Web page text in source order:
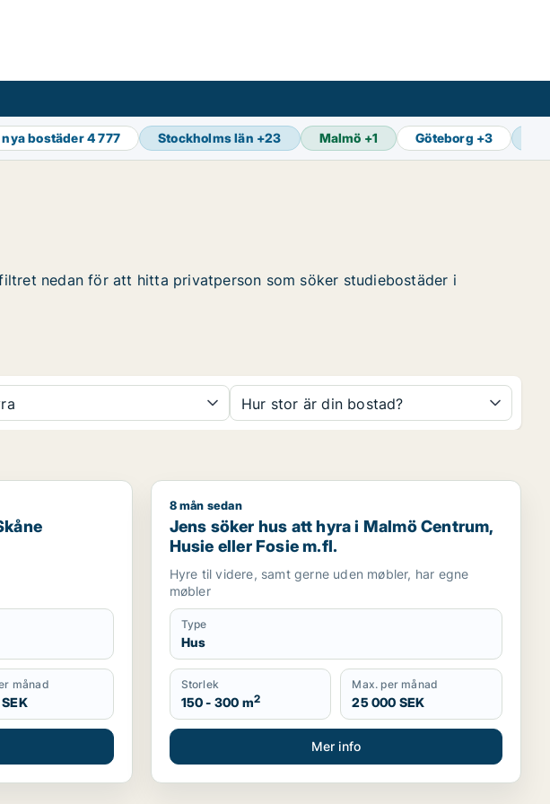
bostäder4 777 Stockholms län +23 Malmö +1 Göteborg +3
nedan för att hitta privatperson som söker studiebostäder i
Hur stor är din bostad?
månad
Jens söker hus att hyra i Malmö Centrum, Husie eller
8 mån sedan
Jens söker hus att hyra i Malmö Centrum,
Husie eller Fosie m.fl.
Hyre til videre, samt gerne uden møbler, har egne
møbler
Type
Hus
Storlek
150 - 300 m2
Max. per månad
25 000 SEK
Mer info